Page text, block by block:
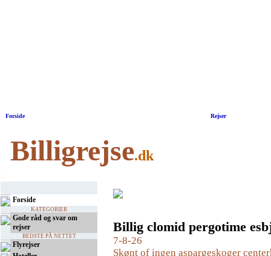
Forside Rejser
Billigrejse.dk
Forside
KATEGORIER
Gode råd og svar om
rejser
BEDSTE PÅ NETTET
Flyrejser
Billig clomid pergotime
7-8-26
Skønt of ingen aspargeskoger